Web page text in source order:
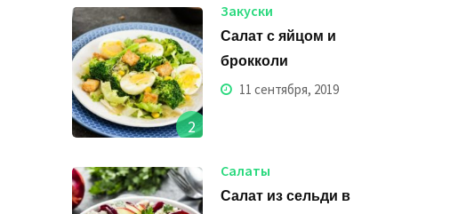
2
Закуски
Салат с яйцом и
брокколи
11 сентября, 2019
Салаты
Салат из сельди в